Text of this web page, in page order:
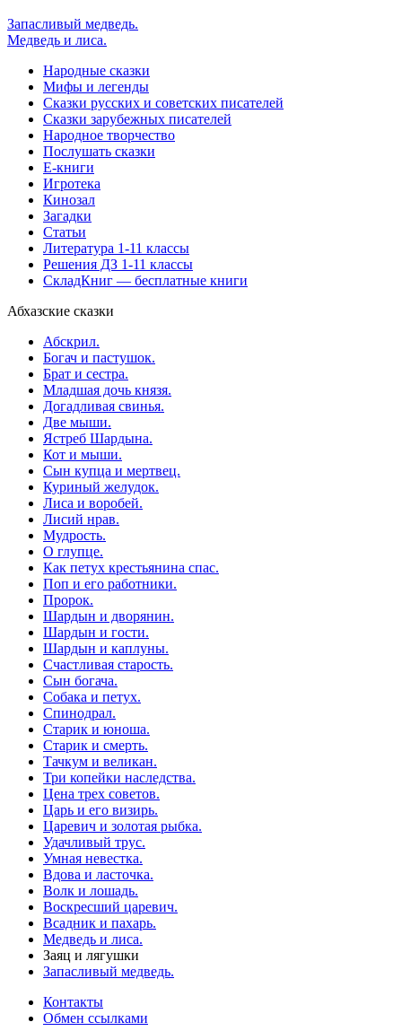
Запасливый медведь.
Медведь и лиса.
Народные сказки
Мифы и легенды
Сказки русских и советских писателей
Сказки зарубежных писателей
Народное творчество
Послушать сказки
Е-книги
Игротека
Кинозал
Загадки
Статьи
Литература 1-11 классы
Решения ДЗ 1-11 классы
СкладКниг — бесплатные книги
Абхазские сказки
Абскрил.
Богач и пастушок.
Брат и сестра.
Младшая дочь князя.
Догадливая свинья.
Две мыши.
Ястреб Шардына.
Кот и мыши.
Сын купца и мертвец.
Куриный желудок.
Лиса и воробей.
Лисий нрав.
Мудрость.
О глупце.
Как петух крестьянина спас.
Поп и его работники.
Пророк.
Шардын и дворянин.
Шардын и гости.
Шардын и каплуны.
Счастливая старость.
Сын богача.
Собака и петух.
Спинодрал.
Старик и юноша.
Старик и смерть.
Тачкум и великан.
Три копейки наследства.
Цена трех советов.
Царь и его визирь.
Царевич и золотая рыбка.
Удачливый трус.
Умная невестка.
Вдова и ласточка.
Волк и лошадь.
Воскресший царевич.
Всадник и пахарь.
Медведь и лиса.
Заяц и лягушки
Запасливый медведь.
Контакты
Обмен ссылками